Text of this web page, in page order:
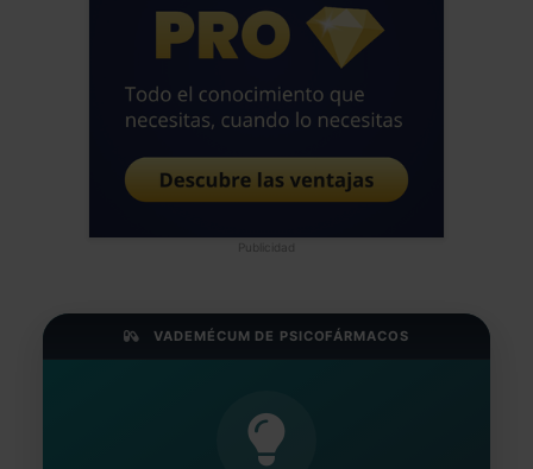
Publicidad
VADEMÉCUM DE PSICOFÁRMACOS